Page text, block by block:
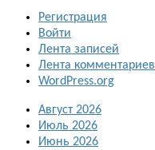
Регистрация
Войти
Лента записей
Лента комментариев
WordPress.org
Август 2026
Июль 2026
Июнь 2026